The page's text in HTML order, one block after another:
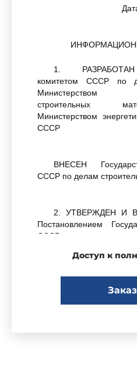
1. РАЗРАБОТАН
комитетом СССР по
Министерством
строительных
Министерством
СССР
ВНЕСЕН
СССР по делам
2. УТВЕРЖДЕН И
Постановлением
СССР по делам
определения пористости
4.
Доступ к